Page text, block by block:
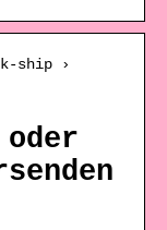
ship ›
oder